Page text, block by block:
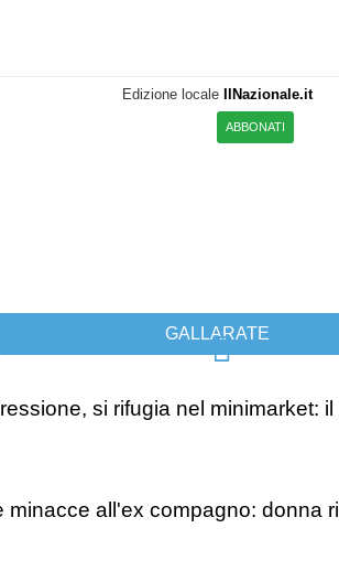
Edizione locale IlNazionale.it
ABBONATI
GALLARATE
si rifugia nel minimarket:
minacce all'ex compagno: donna